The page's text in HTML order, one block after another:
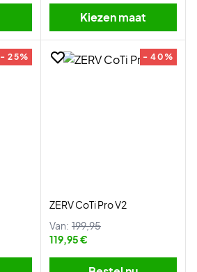
Kiezen maat
- 25% - 40%
ZERV CoTi Pro V2
Van: 199,95
119,95 €